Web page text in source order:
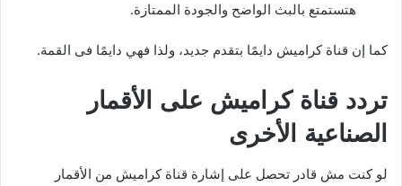
هتستمتع بالبث الواضح والجودة الممتازة.
كما إن قناة كراميش دايمًا بتقدم جديد، ولذا فهي دايمًا فى القمة.
تردد قناة كراميش على الأقمار
الصناعية الأخرى
لو كنت مش قادر تحصل على إشارة قناة كراميش من الأقمار